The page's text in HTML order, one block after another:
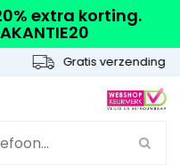
extra korting.